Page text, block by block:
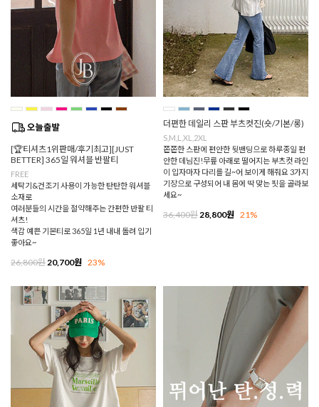
[🏆티셔츠1위판매/후기최고][JUST
BETTER] 365일 워셔블 반팔티
FREE
세탁기&건조기 사용이 가능한 탄탄한 워셔블
소재로
여러분들의 시간을 절약해주는 간편한 반팔 티
셔츠!
색감 예쁜 기본티로 365일 1년 내내 돌려 입기
좋아요~
26,800원 20,700원 23%
더편한 데일리 스판 부츠컷진(숏/기본/롱)
S,M,L,XL,2XL
쫀쫀한 스판에 편안한 뒷밴딩으로 하루종일 편
안한 데님진!무릎 아래로 떨어지는 부츠컷 라인
이 입자마자 다리를 길~어 보이게 해줘요 3가지
기장으로 구성되어 내 몸에 딱 맞는 핏을 골라보
세요~
36,400원 28,800원 21%